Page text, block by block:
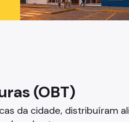
(OBT)
da cidade, distribuíram